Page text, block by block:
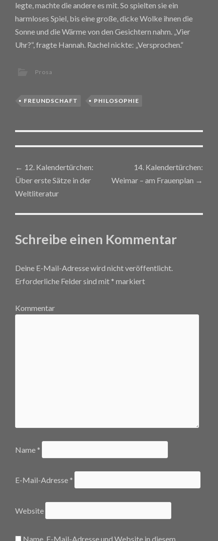
legte, machte die andere es mit. So spielten sie ein
harmloses Spiel, bis eine große, dicke Wolke ihnen die
Sonne und die Wärme von den Gesichtern nahm. „Vier
Uhr?“, fragte Hannah. Rachel nickte: „Versprochen.“
Prosa
FREUNDSCHAFT PHILOSOPHIE
Post navigation
← 12. Kalendertürchen:
Über erste Sätze in der
Weltliteratur
14. Kalendertürchen:
Weimar – am Frauenplan →
Schreibe einen Kommentar
Deine E-Mail-Adresse wird nicht veröffentlicht.
Erforderliche Felder sind mit * markiert
Kommentar
Name *
E-Mail-Adresse *
Website
Name, E-Mail-Adresse und Website in diesem